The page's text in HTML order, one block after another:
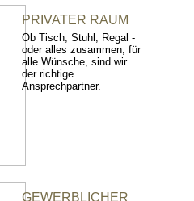
PRIVATER RAUM
Ob Tisch, Stuhl, Regal -
oder alles zusammen, für
alle Wünsche, sind wir
der richtige
Ansprechpartner.
GEWERBLICHER